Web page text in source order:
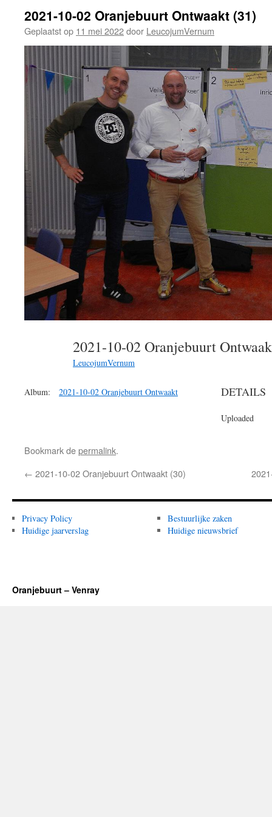
2021-10-02 Oranjebuurt Ontwaakt (31)
Geplaatst op 11 mei 2022door LeucojumVernum
2021-10-02 Oranjebuurt
LeucojumVernum
Album: 2021-10-02 Oranjebuurt Ontwaakt DETAILS
Uploaded
Bookmark depermalink.
← 2021-10-02 Oranjebuurt Ontwaakt (30)
Privacy Policy
Huidige jaarverslag
Bestuurlijke zaken
Huidige nieuwsbrief
Oranjebuurt – Venray